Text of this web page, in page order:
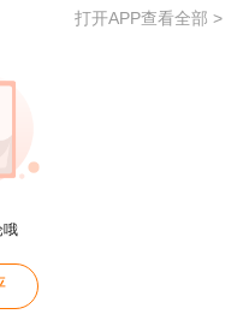
工程技术与计量》三
主要由案例题构成。
的60%25，例如
标准为60分，《建
打开APP查看全部 >
哦